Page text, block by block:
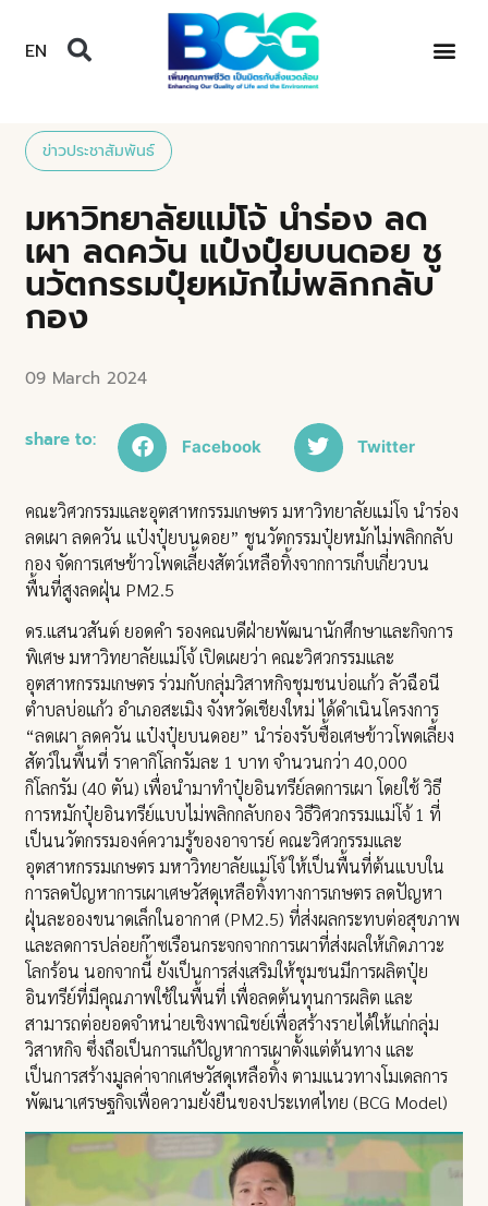
EN
ข่าวประชาสัมพันธ์
มหาวิทยาลัยแม่โจ้ นำร่อง ลด
เผา ลดควัน แป๋งปุ๋ยบนดอย ชู
นวัตกรรมปุ๋ยหมักไม่พลิกกลับ
กอง
09 March 2024
share to: Facebook Twitter
คณะวิศวกรรมและอุตสาหกรรมเกษตร มหาวิทยาลัยแม่โจ นำร่อง
ลดเผา ลดควัน แป๋งปุ๋ยบนดอย” ชูนวัตกรรมปุ๋ยหมักไม่พลิกกลับ
กอง จัดการเศษข้าวโพดเลี้ยงสัตว์เหลือทิ้งจากการเก็บเกี่ยวบน
พื้นที่สูงลดฝุ่น PM2.5
ดร.แสนวสันต์ ยอดคำ รองคณบดีฝ่ายพัฒนานักศึกษาและกิจการ
พิเศษ มหาวิทยาลัยแม่โจ้ เปิดเผยว่า คณะวิศวกรรมและ
อุตสาหกรรมเกษตร ร่วมกับกลุ่มวิสาหกิจชุมชนบ่อแก้ว ลัวฉือนี
ตำบลบ่อแก้ว อำเภอสะเมิง จังหวัดเชียงใหม่ ได้ดำเนินโครงการ
“ลดเผา ลดควัน แป๋งปุ๋ยบนดอย” นำร่องรับซื้อเศษข้าวโพดเลี้ยง
สัตว์ในพื้นที่ ราคากิโลกรัมละ 1 บาท จำนวนกว่า 40,000
กิโลกรัม (40 ตัน) เพื่อนำมาทำปุ๋ยอินทรีย์ลดการเผา โดยใช้ วิธี
การหมักปุ๋ยอินทรีย์แบบไม่พลิกกลับกอง วิธีวิศวกรรมแม่โจ้ 1 ที่
เป็นนวัตกรรมองค์ความรู้ของอาจารย์ คณะวิศวกรรมและ
อุตสาหกรรมเกษตร มหาวิทยาลัยแม่โจ้ ให้เป็นพื้นที่ต้นแบบใน
การลดปัญหาการเผาเศษวัสดุเหลือทิ้งทางการเกษตร ลดปัญหา
ฝุ่นละอองขนาดเล็กในอากาศ (PM2.5) ที่ส่งผลกระทบต่อสุขภาพ
และลดการปล่อยก๊าซเรือนกระจกจากการเผาที่ส่งผลให้เกิดภาวะ
โลกร้อน นอกจากนี้ ยังเป็นการส่งเสริมให้ชุมชนมีการผลิตปุ๋ย
อินทรีย์ที่มีคุณภาพใช้ในพื้นที่ เพื่อลดต้นทุนการผลิต และ
สามารถต่อยอดจำหน่ายเชิงพาณิชย์เพื่อสร้างรายได้ให้แก่กลุ่ม
วิสาหกิจ ซึ่งถือเป็นการแก้ปัญหาการเผาตั้งแต่ต้นทาง และ
เป็นการสร้างมูลค่าจากเศษวัสดุเหลือทิ้ง ตามแนวทางโมเดลการ
พัฒนาเศรษฐกิจเพื่อความยั่งยืนของประเทศไทย (BCG Model)